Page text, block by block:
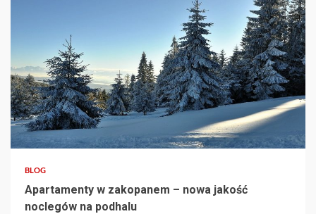
3 min read
BLOG
Apartamenty w zakopanem – nowa jakość
noclegów na podhalu